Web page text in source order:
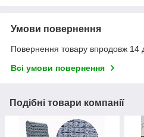
Умови повернення
Повернення товару впродовж 14
Всі умови повернення
Подібні товари компанії